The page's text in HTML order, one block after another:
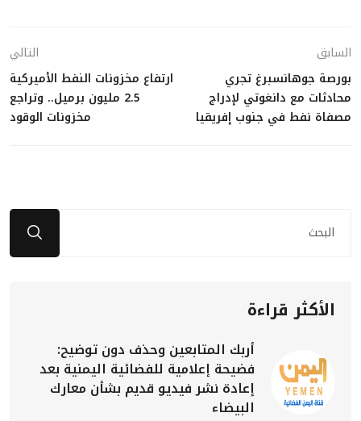
السابق
بورصة جوهانسبرغ تجري
محادثات مع دانغوتي لإدراج
مصفاة نفط في جنوب إفريقيا
التالي
ارتفاع مخزونات النفط الأميركية
2.5 مليون برميل.. وتراجع
مخزونات الوقود
الأكثر قراءة
أربك المتابعين وحذف دون توضيح:
فضيحة إعلامية للفضائية اليمنية بعد
إعادة نشر فيديو قديم بشأن معارك
البيضاء